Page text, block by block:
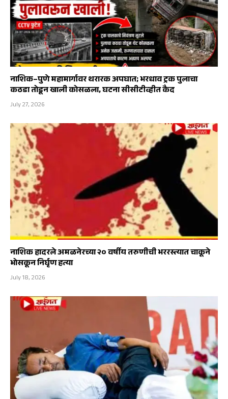
नाशिक–पुणे महामार्गावर थरारक अपघात; भरधाव ट्रक पुलाचा
कठडा तोडून खाली कोसळला, घटना सीसीटीव्हीत कैद
July 27, 2026
नाशिक हादरले अमळनेरच्या २० वर्षीय तरुणीची भररस्त्यात चाकूने
भोसकून निर्घृण हत्या
July 18, 2026